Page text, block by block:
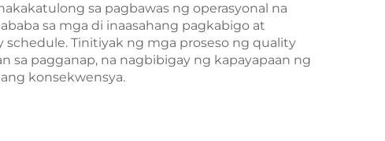
sa pagbawas ng operasyonal na
sa mga di inaasahang pagkabigo at
Tinitiyak ng mga proseso ng quality
sa pagganap, na nagbibigay ng kapayapaan ng
konsekwensya.